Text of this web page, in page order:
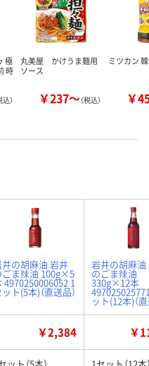
極
時
込）
丸美屋 かけうま麺用
ソース
￥237～（税込）
ミツカン
￥
の胡麻油 岩井
ごま辣油 100g×5
4970250006052 1
ト(5本)（直送品）
岩井の胡麻油
のごま辣油
330g×12本
ット(12本)（直
￥2,384 ￥